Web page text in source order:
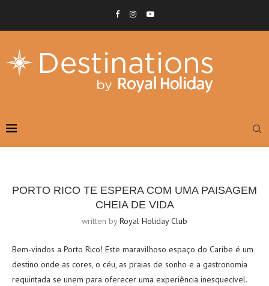
PORTO RICO TE ESPERA COM UMA PAISAGEM
CHEIA DE VIDA
written byRoyal Holiday Club
Bem-vindos a Porto Rico! Este maravilhoso espaço do Caribe é um
destino onde as cores, o céu, as praias de sonho e a gastronomia
requintada se unem para oferecer uma experiência inesquecível.